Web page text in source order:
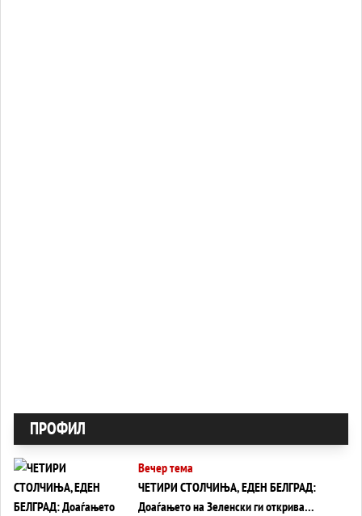
ПРОФИЛ
Вечер тема
ЧЕТИРИ СТОЛЧИЊА, ЕДЕН БЕЛГРАД:
Доаѓањето на Зеленски ги открива